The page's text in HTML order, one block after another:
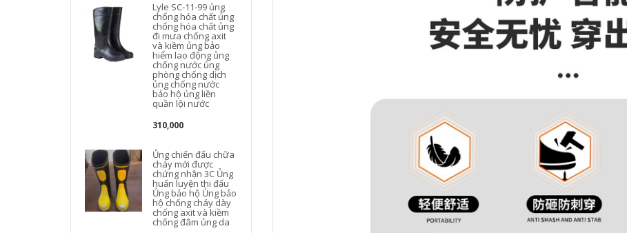
Lyle SC-11-99 ủng
chống hóa chất ủng
chống hóa chất ủng
đi mưa chống axit
và kiềm ủng bảo
hiểm lao động ủng
chống nước ủng
phòng chống dịch
ủng chống nước
bảo hộ ủng liền
quần lội nước
310,000
Ủng chiến đấu chữa
cháy mới được
chứng nhận 3C Ủng
huấn luyện thi đấu
Ủng bảo hộ Ủng bảo
hộ chống cháy dày
chống axit và kiềm
chống đâm ủng da
nhung, giày cao su
dày, công trường
932,000
Giày bảo hộ lao
động nam nữ đầu
604,000
Giày bảo hiểm lao
động nam nhẹ
đâm xuyên tĩnh
điện cách điện thợ
điện cũ bảo hiểm
thép tấm an toàn